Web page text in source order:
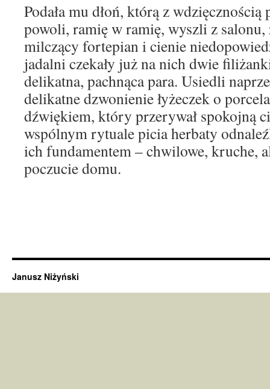
Podała mu dłoń, którą z
powoli, ramię w ramię, wyszli z salonu,
milczący fortepian i cienie
jadalni czekały już na nich dwie
delikatna, pachnąca para. Usiedli
delikatne dzwonienie łyżeczek o
dźwiękiem, który przerywał spokojną
wspólnym rytuale picia herbaty
ich fundamentem – chwilowe, kruche,
poczucie domu.
Janusz Niżyński